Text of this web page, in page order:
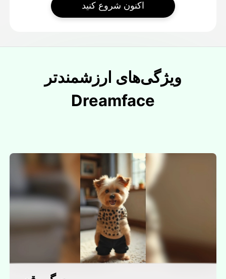
اکنون شروع کنید
ویژگی‌های ارزشمندتر
Dreamface